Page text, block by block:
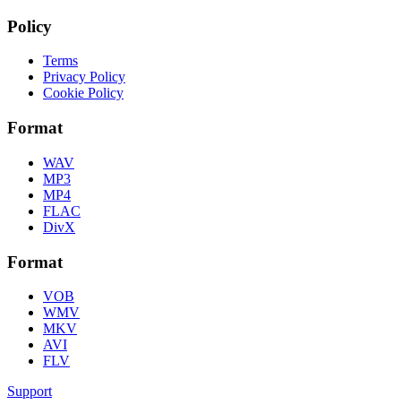
Policy
Terms
Privacy Policy
Cookie Policy
Format
WAV
MP3
MP4
FLAC
DivX
Format
VOB
WMV
MKV
AVI
FLV
Support